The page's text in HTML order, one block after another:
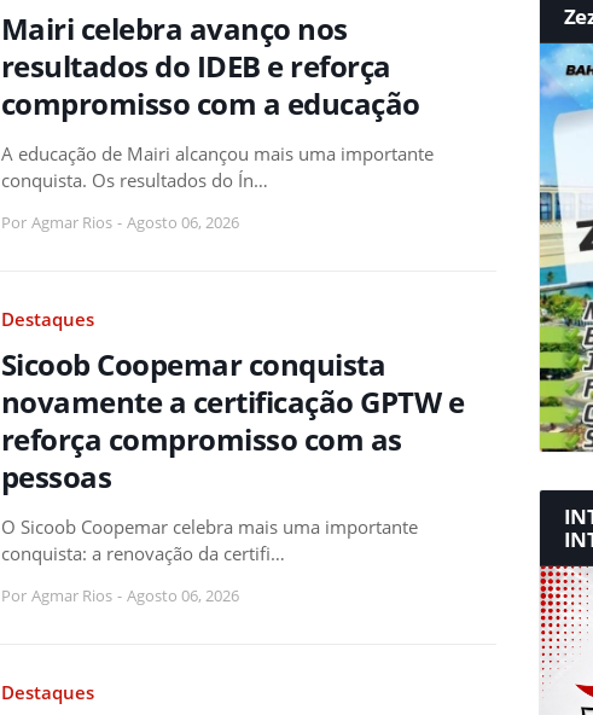
Mairi celebra avanço nos
resultados do IDEB e reforça
compromisso com a educação
A educação de Mairi alcançou mais uma importante
conquista. Os resultados do Ín…
Por Agmar Rios - Agosto 06, 2026
Destaques
Sicoob Coopemar conquista
novamente a certificação GPTW e
reforça compromisso com as
pessoas
O Sicoob Coopemar celebra mais uma importante
conquista: a renovação da certifi…
Por Agmar Rios - Agosto 06, 2026
Destaques